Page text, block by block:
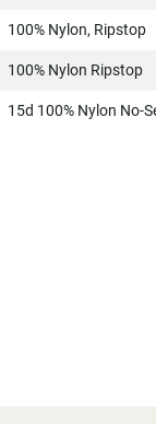
100% Nylon, Ripstop
100% Nylon Ripstop
15d 100% Nylon No-